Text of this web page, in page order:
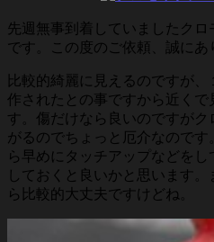
先週無事到着していましたク
です。この度のご依頼、誠にあ
比較的綺麗に見えるのですが
作されたとの事ですから近くで
す。傷だけなら良いのですが
がるのでちょっと厄介なのです
ら早めにタッチアップなどをし
しておくと良いかと思います
ら比較的大丈夫ですけどね。